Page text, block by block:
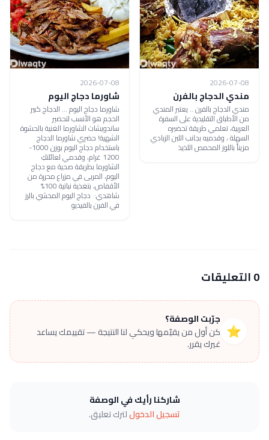
2026-07-08
مندي الدجاج بالفرن
مندي الدجاج بالفرن .. يعتبر المندي
من الأطباق التقليدية على السفرة
العربية، تعلمي طريقة تحضيره
السهلة ، وقدميه بجانب اللبن الزبادي
مزيناً باللوز المحمص اللذيذ
2026-07-08
شاورما دجاج اليوم
شاورما دجاج اليوم ... الدجاج كبير
الحجم هو الأنسب لتحضير
ساندويشات الشاورما الغنية بالحشوة
الشهية! حضري شاورما الدجاج
باستخدام دجاج اليوم بوزن 1000-
1200 غرام، وقدمي لعائلتكِ
الشاورما بطريقة صحية مع دجاج
اليوم، المربى في مزراع محررة من
الأقفاص، بتغذية نباتية 100%
شاهدي: دجاج اليوم المحشي بالرز
في الفرن بالفيديو
0 التعليقات
⭐
جرّبت الوصفة؟
كن أول من يقيّمها ويحكي لنا النتيجة — تقييمك يساعد
غيرك يقرر.
شاركنا رأيك في الوصفة
تسجيل الدخوللترك تعليق.